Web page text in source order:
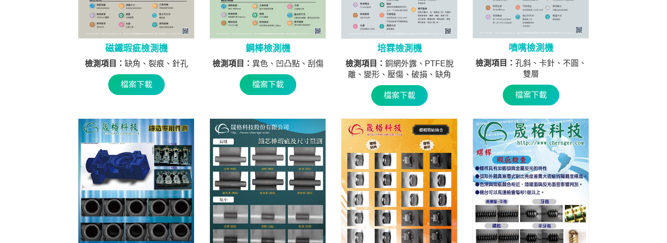
磁鐵瑕疵檢測機
檢測項目： 缺角、裂痕、針孔
檔案下載
鋼棒檢測機
檢測項目： 異色、凹凸點、刮傷
檔案下載
培霖檢測機
檢測項目： 銅網外露、PTFE脫
離、變形、壓傷、破損、缺角
檔案下載
噴嘴檢測機
檢測項目： 孔斜、卡針、不圓、
雙層
檔案下載